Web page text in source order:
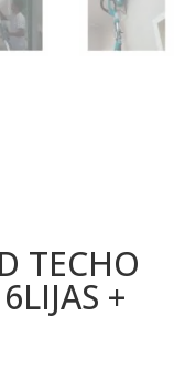
TECHO
+